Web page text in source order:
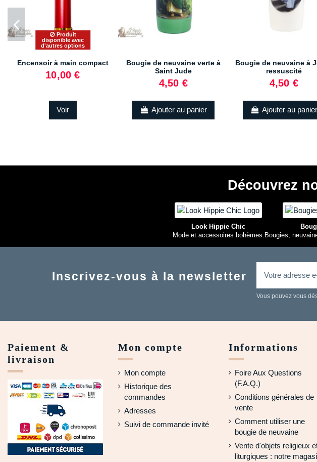
(1
Produit
disponible avec
d'autres options
Encensoir à main compact
10,00 €
Voir
Bougie de neuvaine verte à
Saint Jude
4,50 €
Ajouter au panier
Bougie de neuvaine à
ressuscité
4,50 €
Ajouter au panier
Découvrez
Look Hippie Chic
Mode et accessoires bohèmes. Bougies,
Inscrivez-vous à la newsletter
Vous pouvez vous
Paiement &
livraison
Mon compte
Mon compte
Historique des
commandes
Adresses
Suivi de commande invité
Informations
Foire Aux Questions
(F.A.Q.)
Conditions générales de
vente
Comment utiliser une
bougie de neuvaine
Vente d'objets religieux
liturgiques : notre